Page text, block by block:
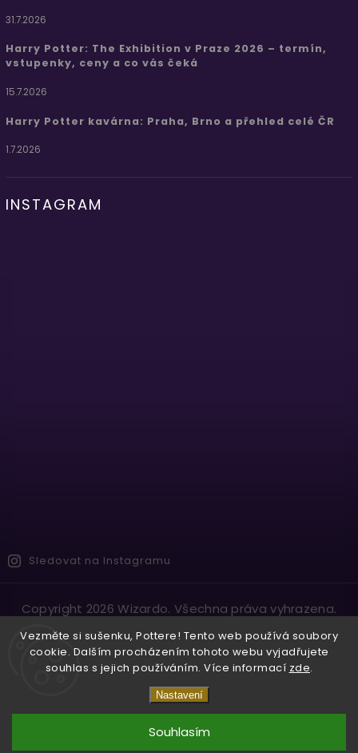
Vezměte si sušenku, Pottere! Tento web používá soubory
cookie. Dalším procházením tohoto webu vyjadřujete
souhlas s jejich používáním. Více informací zde.
Nastavení
Souhlasím
31.7.2026
Harry Potter: The Exhibition v Praze 2026 – termín,
vstupenky, ceny a co vás čeká
15.7.2026
Harry Potter kavárna: Praha, Brno a přehled celé ČR
1.7.2026
INSTAGRAM
Sledovat na Instagramu
Copyright 2026Wizardo. Všechna práva vyhrazena.
VytvořilShoptet| DesignShoptak.cz.